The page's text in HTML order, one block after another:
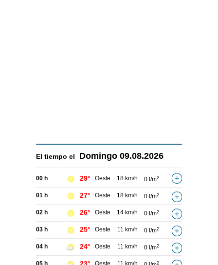
El tiempo el Domingo 09.08.2026
00 h 29° Oeste 18 km/h 0 l/m2
01 h 27° Oeste 18 km/h 0 l/m2
02 h 26° Oeste 14 km/h 0 l/m2
03 h 25° Oeste 11 km/h 0 l/m2
04 h 24° Oeste 11 km/h 0 l/m2
2